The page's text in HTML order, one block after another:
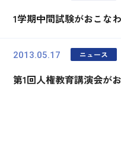
1学期中間試験がおこな
2013.05.17 ニュース
第1回人権教育講演会が